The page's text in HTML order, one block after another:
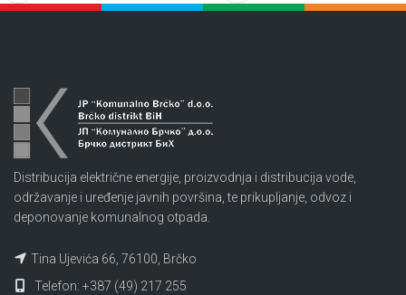
Distribucija električne energije, proizvodnja i distribucija vode,
održavanje i uređenje javnih površina, te prikupljanje, odvoz i
deponovanje komunalnog otpada.
Tina Ujevića 66, 76100, Brčko
Telefon: +387 (49) 217 255